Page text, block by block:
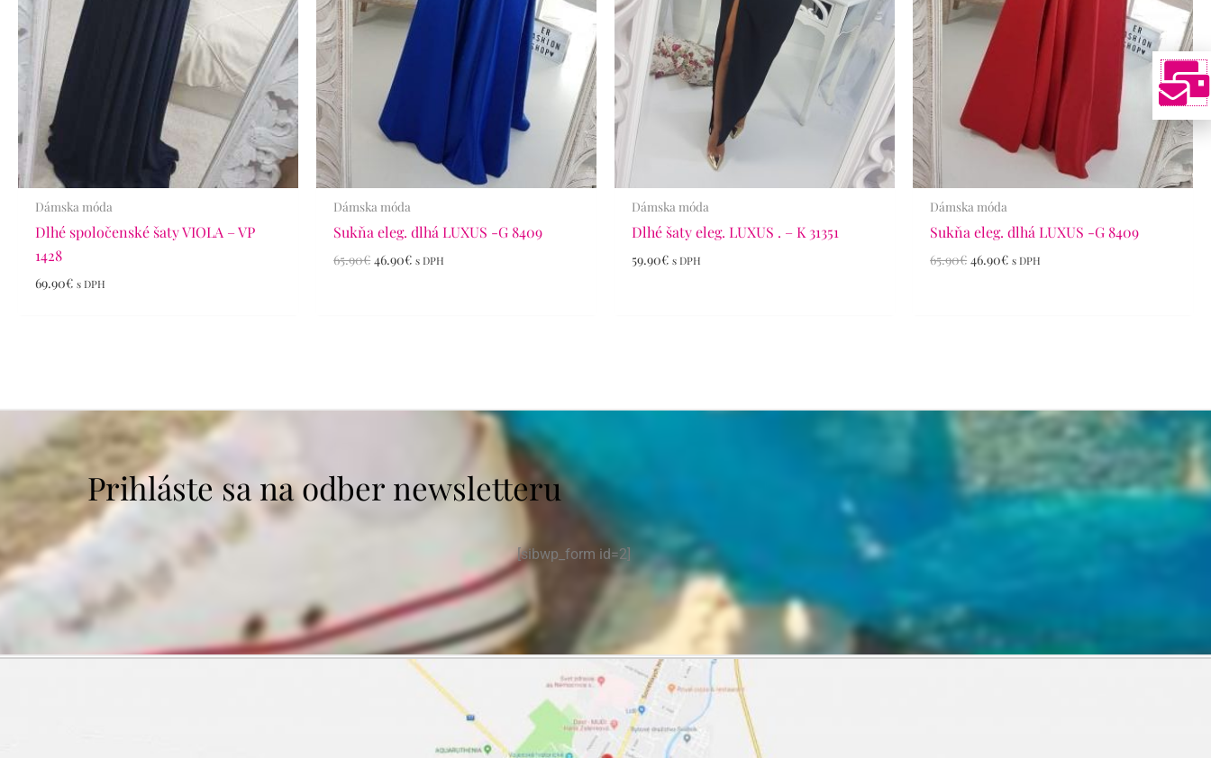
Dámska móda
Dlhé spoločenské šaty VIOLA – VP
1428
69.90€ s DPH
Dámska móda
Sukňa eleg. dlhá LUXUS -G 8409
65.90€ 46.90€ s DPH
Dámska móda
Dlhé šaty eleg. LUXUS . – K 31351
59.90€ s DPH
Dámska móda
Sukňa eleg. dlhá LUXUS -G 8409
65.90€ 46.90€ s DPH
Prihláste sa na odber newsletteru
[sibwp_form id=2]